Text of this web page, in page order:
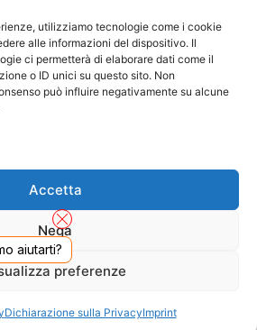
utilizziamo tecnologie come i cookie
alle informazioni del dispositivo. Il
ci permetterà di elaborare dati come il
o ID unici su questo sito. Non
può influire negativamente su alcune
Accetta
Nega
preferenze
Dichiarazione sulla PrivacyImprint
CERTIFICATO
Viale Enrico Forlanini 23 - 20134 Milano (MI) - Italy
aiutarti?